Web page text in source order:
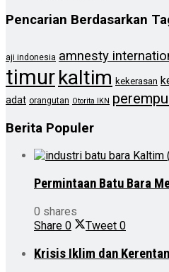
Pencarian Berdasarkan
aji indonesia amnesty
timurkaltim kekerasan
adat orangutan Otorita IKN
Berita Populer
Permintaan Batu Bara
0 shares
Share 0 Tweet 0
Krisis Iklim dan